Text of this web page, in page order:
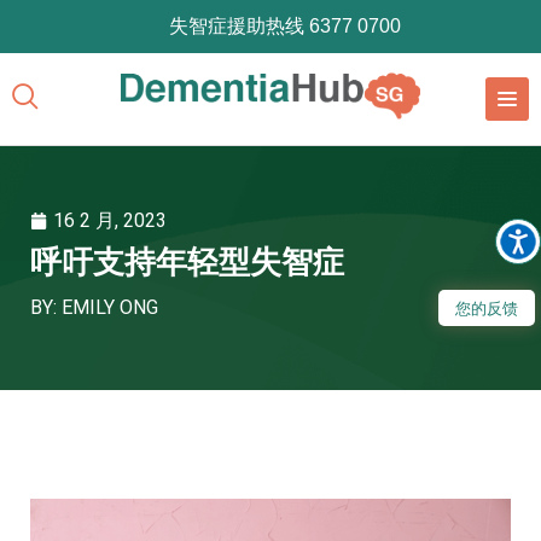
您的反馈
失智症援助热线 6377 0700
16 2 月, 2023
呼吁支持年轻型失智症
BY: EMILY ONG